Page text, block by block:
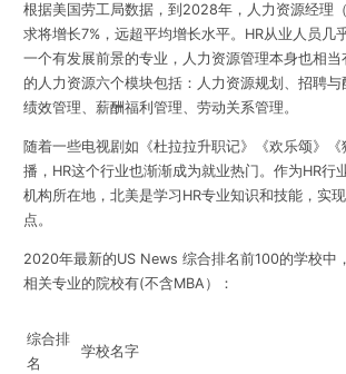
根据美国劳工局数据，到2028年，人力资源经理
求将增长7%，远超平均增长水平。HR从业人员几
一个有发展前景的专业，人力资源管理本身也相
的人力资源六个模块包括：人力资源规划、招聘与
绩效管理、薪酬福利管理、劳动关系管理。
随着一些电视剧如《杜拉拉升职记》《欢乐颂》
播，HR这个行业也渐渐成为就业热门。作为HR行
机构所在地，北美是学习HR专业知识和技能，实
点。
2020年最新的US News 综合排名前100的学校中
相关专业的院校有(不含MBA）：
综合排
名
学校名字